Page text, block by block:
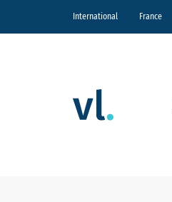
International France